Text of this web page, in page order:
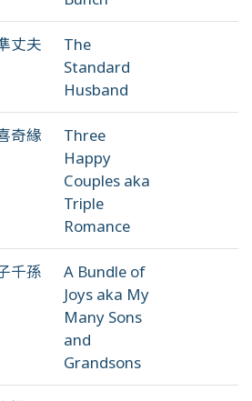
丈夫
The
Standard
Husband
奇緣
Three
Happy
Couples aka
Triple
Romance
千孫
A Bundle of
Joys aka My
Many Sons
and
Grandsons